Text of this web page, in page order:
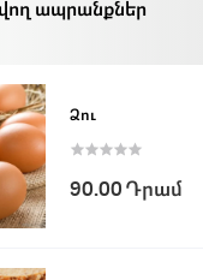
ապրանքներ
Ձու
90.00 Դրամ